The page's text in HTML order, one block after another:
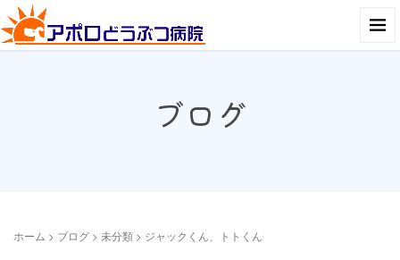
ブログ
ホーム > ブログ > 未分類 > ジャックくん、トトくん